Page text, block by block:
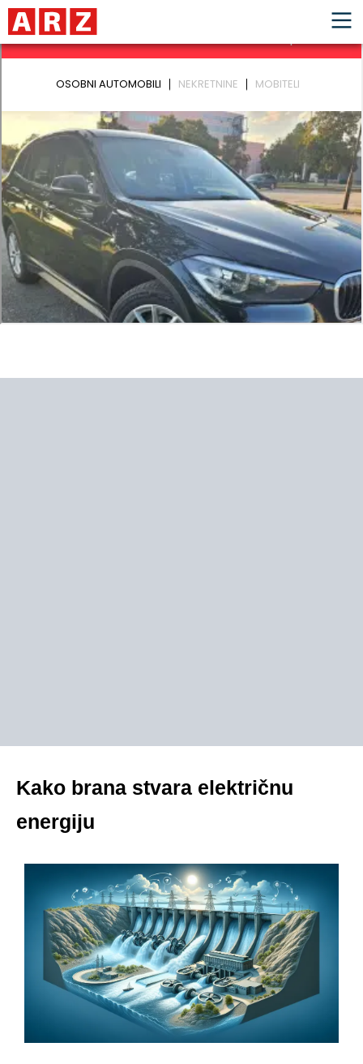
Kako brana stvara električnu
energiju